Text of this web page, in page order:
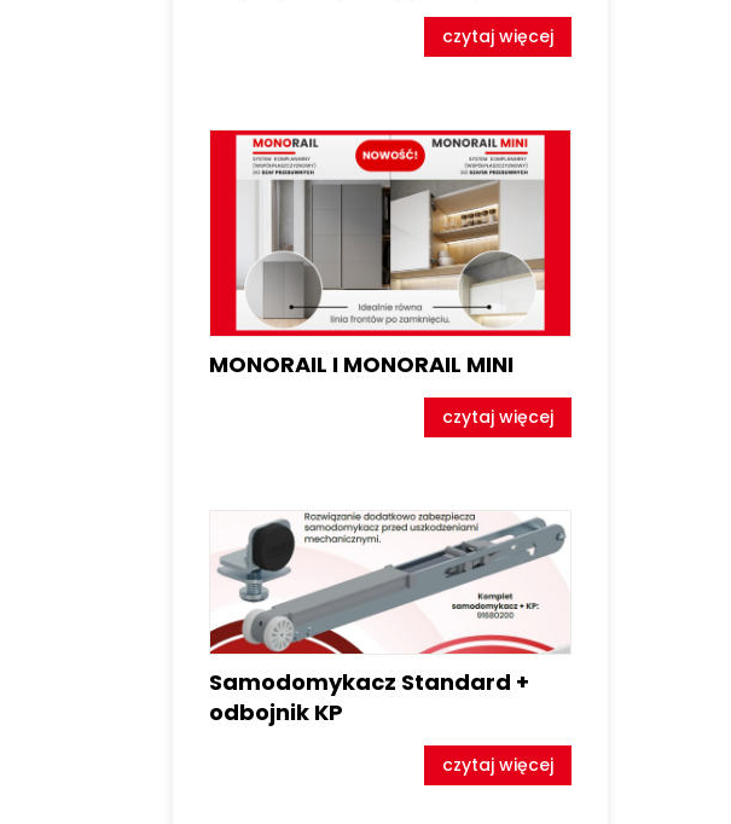
czytaj więcej
MONORAIL I MONORAIL MINI
czytaj więcej
Samodomykacz Standard +
odbojnik KP
czytaj więcej